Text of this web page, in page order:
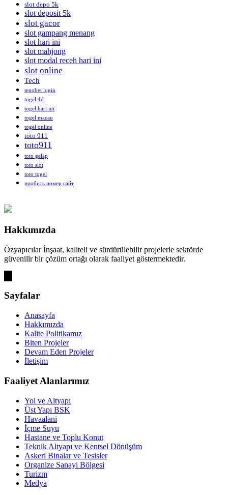
slot depo 5k
slot deposit 5k
slot gacor
slot gampang menang
slot hari ini
slot mahjong
slot modal receh hari ini
slot online
Tech
tenobet login
togel 4d
togel hari ini
togel macau
togel online
toto 911
toto911
toto gelap
toto slot
toto togel
пробить номер сайт
Hakkımızda
Özyapıcılar İnşaat, kaliteli ve sürdürülebilir projelerle sektörde
güvenilir bir çözüm ortağı olarak faaliyet göstermektedir.
Sayfalar
Anasayfa
Hakkımızda
Kalite Politikamız
Biten Projeler
Devam Eden Projeler
İletişim
Faaliyet Alanlarımız
Yol ve Altyapı
Üst Yapı BSK
Havaalani
İçme Suyu
Hastane ve Toplu Konut
Teknik Altyapı ve Kentsel Dönüşüm
Askeri Binalar ve Tesisler
Organize Sanayi Bölgesi
Turizm
Medya